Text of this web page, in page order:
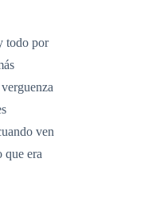
todo por
ven
que era